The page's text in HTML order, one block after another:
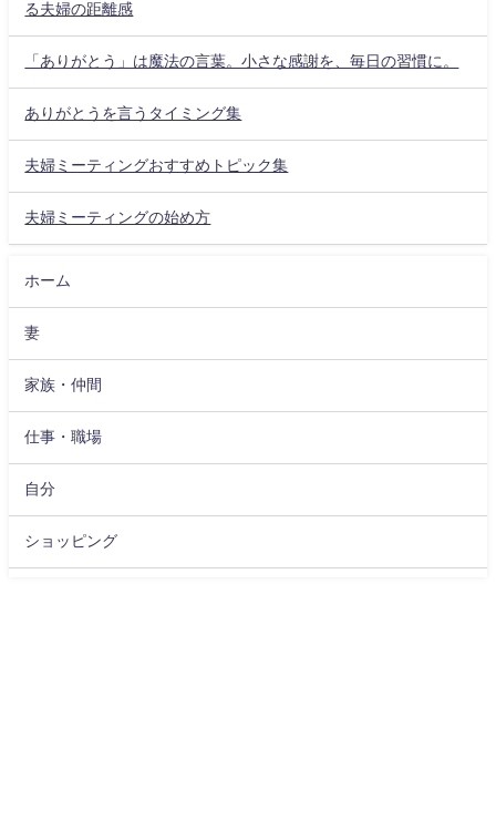
る夫婦の距離感
「ありがとう」は魔法の言葉。小さな感謝を、毎日の習慣に。
ありがとうを言うタイミング集
夫婦ミーティングおすすめトピック集
夫婦ミーティングの始め方
ホーム
妻
家族・仲間
仕事・職場
自分
ショッピング